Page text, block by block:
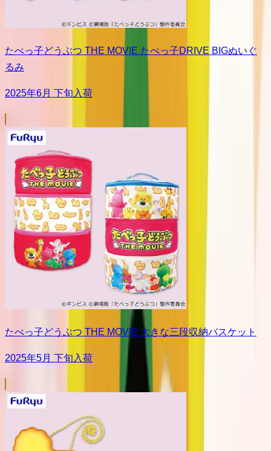
たべっ子どうぶつ THE MOVIE たべっ子DRIVE BIGぬいぐ
るみ
2025年6月 下旬入荷
たべっ子どうぶつ THE MOVIE 大きな三段収納バスケット
2025年5月 下旬入荷